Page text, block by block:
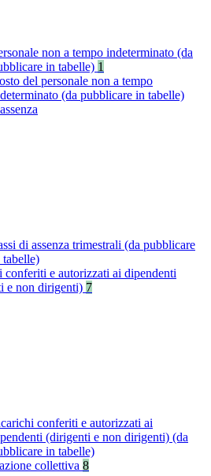
non a tempo indeterminato (da
in tabelle) 1
del personale non a tempo
(da pubblicare in tabelle)
di assenza trimestrali (da pubblicare
tabelle)
conferiti e autorizzati ai dipendenti
e non dirigenti) 7
conferiti e autorizzati ai
(dirigenti e non dirigenti) (da
in tabelle)
collettiva 8